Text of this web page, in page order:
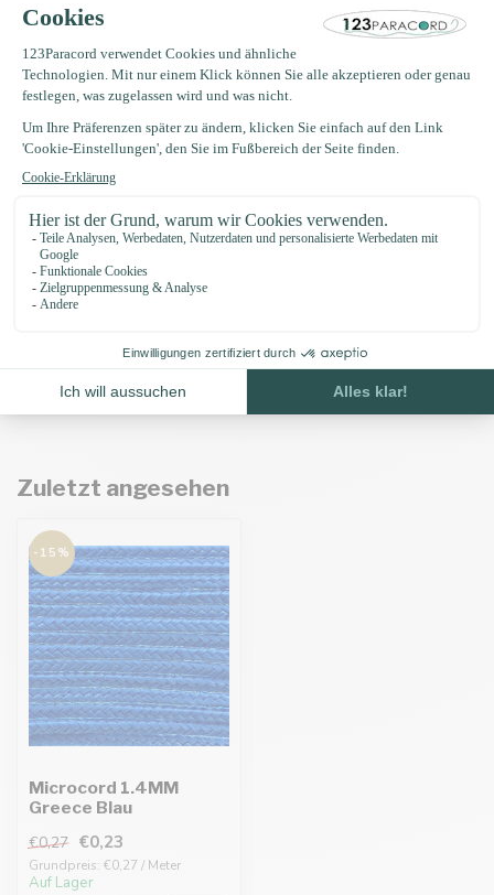
Derzeit nicht auf Lager. Bald zurück!
€5,95
Auf Lager
€1,95
10MM PPM Seil weiß
€1,95
10MM PPM Touw Schwarz
Auf Lager
Zuletzt angesehen
-15%
Microcord 1.4MM
Greece Blau
€0,27 €0,23
Grundpreis: €0,27 / Meter
Auf Lager